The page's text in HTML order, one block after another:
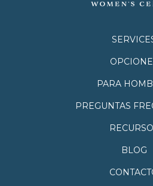
PARA
PREGUNTAS
BLOG